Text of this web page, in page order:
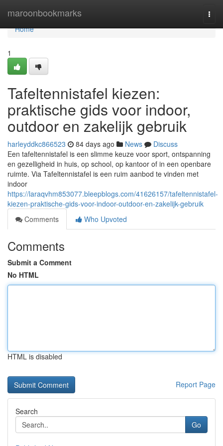
maroonbookmarks
Home
Home
1
Tafeltennistafel kiezen:
praktische gids voor indoor,
outdoor en zakelijk gebruik
harleyddkc866523 84 days ago News
Discuss
Een tafeltennistafel is een slimme keuze voor sport, ontspanning
en gezelligheid in huis, op school, op kantoor of in een openbare
ruimte. Via Tafeltennistafel is een ruim aanbod te vinden met
indoor
https://laraqvhm853077.bleepblogs.com/41626157/tafeltennistafel-
kiezen-praktische-gids-voor-indoor-outdoor-en-zakelijk-gebruik
Comments
Who Upvoted
Comments
Submit a Comment
No HTML
HTML is disabled
Report Page
Search
Go